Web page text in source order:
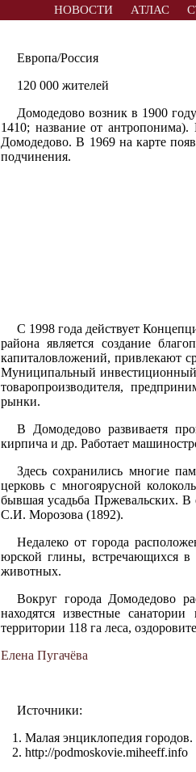
НОВОСТИ АТЛАС
Европа/Россия
120 000 жителей
Домодедово возник в 1900
1410; название от
Домодедово. В 1969 на карте
подчинения.
С 1998 года действует
района является создание
капиталовложений, привлекают
Муниципальный инвестиционный
товаропроизводителя,
рынки.
В Домодедово развиваетя
кирпича и др. Работает
Здесь сохранились многие
церковь с многоярусной
бывшая усадьба Пржевальских. В
С.И. Морозова (1892).
Недалеко от города
юрской глины, встречающихся в
животных.
Вокруг города Домодедово
находятся известные
территории 118 га леса,
Елена Пугачёва
Источники:
Малая энциклопедия
http://podmoskovie.miheeff.info